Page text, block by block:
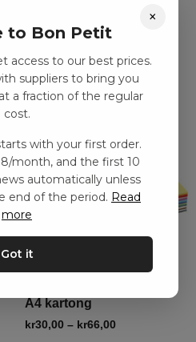
gillar
A4 kartong
kr30,00 – kr66,00
×
to Bon Petit
access to our best prices.
suppliers to bring you
a fraction of the regular
cost.
with your first order.
month, and the first 10
automatically unless
end of the period. Read
more
Got it